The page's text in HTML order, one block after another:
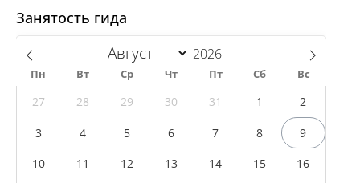
Занятость гида
Пн Вт Ср Чт Пт Сб Вс
27 28 29 30 31 1 2
3 4 5 6 7 8 9
10 11 12 13 14 15 16